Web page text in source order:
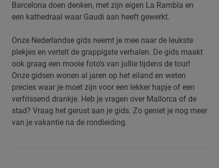
Barcelona doen denken, met zijn eigen La Rambla en
een kathedraal waar Gaudi aan heeft gewerkt.
Onze Nederlandse gids neemt je mee naar de leukste
plekjes en vertelt de grappigste verhalen. De gids maakt
ook graag een mooie foto’s van jullie tijdens de tour!
Onze gidsen wonen al jaren op het eiland en weten
precies waar je moet zijn voor een lekker hapje of een
verfrissend drankje. Heb je vragen over Mallorca of de
stad? Vraag het gerust aan je gids. Zo geniet je nog meer
van je vakantie na de rondleiding.